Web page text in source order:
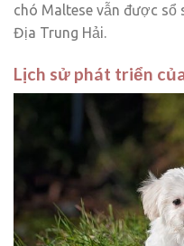
chó Maltese vẫn được sổ
Địa Trung Hải.
Lịch sử phát triển